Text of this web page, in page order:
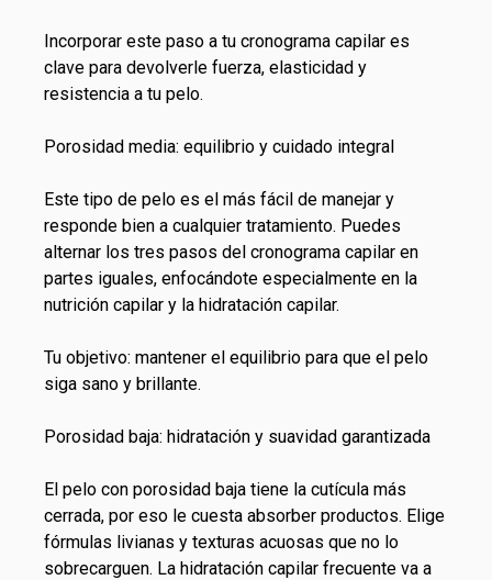
Incorporar este paso a tu cronograma capilar es
clave para devolverle fuerza, elasticidad y
resistencia a tu pelo.
Porosidad media: equilibrio y cuidado integral
Este tipo de pelo es el más fácil de manejar y
responde bien a cualquier tratamiento. Puedes
alternar los tres pasos del cronograma capilar en
partes iguales, enfocándote especialmente en la
nutrición capilar y la hidratación capilar.
Tu objetivo: mantener el equilibrio para que el pelo
siga sano y brillante.
Porosidad baja: hidratación y suavidad garantizada
El pelo con porosidad baja tiene la cutícula más
cerrada, por eso le cuesta absorber productos. Elige
fórmulas livianas y texturas acuosas que no lo
sobrecarguen. La hidratación capilar frecuente va a